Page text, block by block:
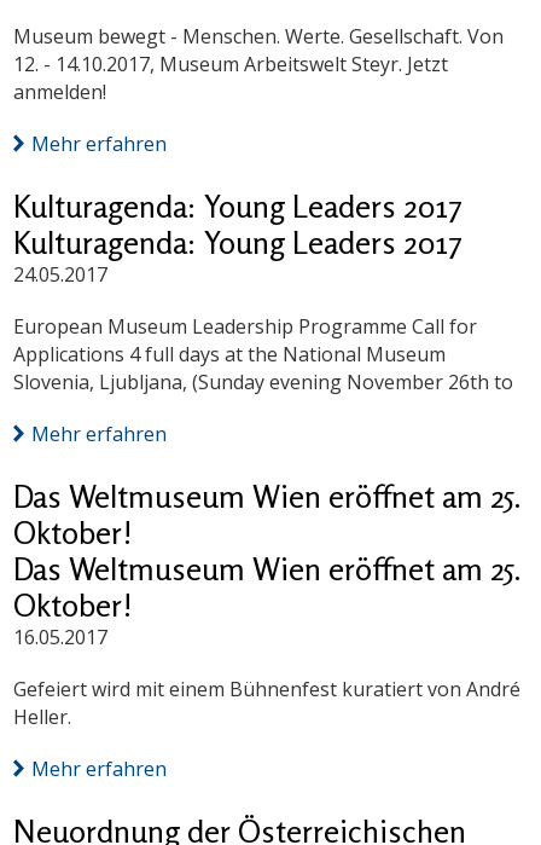
Museum bewegt - Menschen. Werte. Gesellschaft. Von
12. - 14.10.2017, Museum Arbeitswelt Steyr. Jetzt
anmelden!
Mehr erfahren
Kulturagenda: Young Leaders 2017
Kulturagenda: Young Leaders 2017
24.05.2017
European Museum Leadership Programme Call for
Applications 4 full days at the National Museum
Slovenia, Ljubljana, (Sunday evening November 26th to
Mehr erfahren
Das Weltmuseum Wien eröffnet am 25.
Oktober!
Das Weltmuseum Wien eröffnet am 25.
Oktober!
16.05.2017
Gefeiert wird mit einem Bühnenfest kuratiert von André
Heller.
Mehr erfahren
Neuordnung der Österreichischen